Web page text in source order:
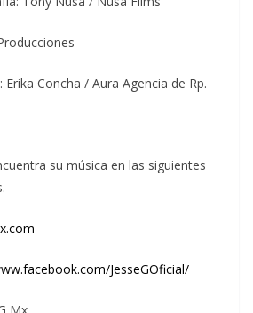
Erika Concha / Aura Agencia de Rp.
su música en las siguientes
JesseGOficial/